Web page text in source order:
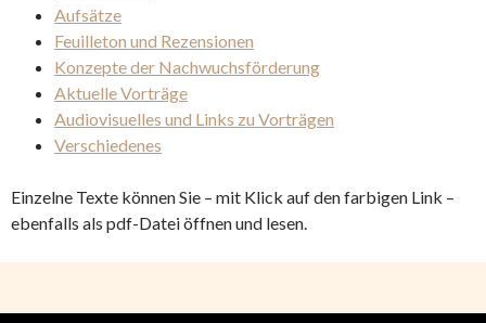
Aufsätze
Feuilleton und Rezensionen
Konzepte der Nachwuchsförderung
Aktuelle Vorträge
Audiovisuelles und Links zu Vorträgen
Verschiedenes
Einzelne Texte können Sie – mit Klick auf den farbigen Link –
ebenfalls als pdf-Datei öffnen und lesen.